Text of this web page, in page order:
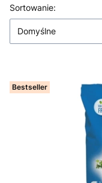
Lista produktów
Sortowanie:
Domyślne
Bestseller